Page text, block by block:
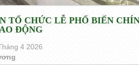
TỔ CHỨC LỄ PHỔ BIẾN
ĐỘNG
4 2026